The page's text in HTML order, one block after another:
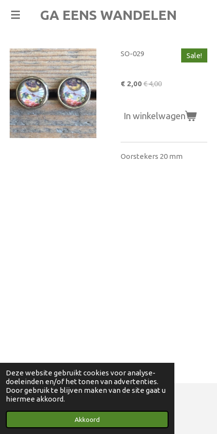
Deze website gebruikt cookies voor analyse-
doeleinden en/of het tonen van advertenties.
Door gebruik te blijven maken van de site gaat u
hiermee akkoord.
Akkoord
Ga
de
hoofdinhoud
GA EENS WANDELEN
SO-029 Sale!
€ 2,00€ 4,00
In winkelwagen
Oorstekers 20 mm